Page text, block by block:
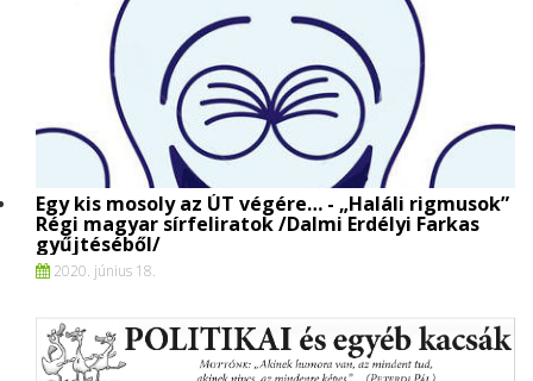
Egy kis mosoly az ÚT végére… - „Haláli rigmusok”
Régi magyar sírfeliratok /Dalmi Erdélyi Farkas
gyűjtéséből/
2020. június 18.